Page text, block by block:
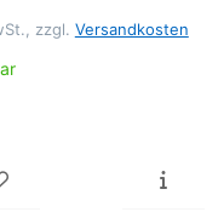
zzgl. Versandkosten